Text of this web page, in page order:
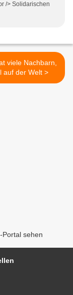
/> Solidarischen
viele Nachbarn,
überall auf der Welt >
Portal sehen